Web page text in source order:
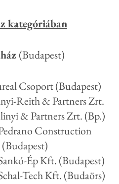
kategóriában
(Budapest)
Csoport (Budapest)
Reith & Partners Zrt.
& Partners Zrt. (Bp.)
Construction
Ép Kft. (Budapest)
Tech Kft. (Budaörs)